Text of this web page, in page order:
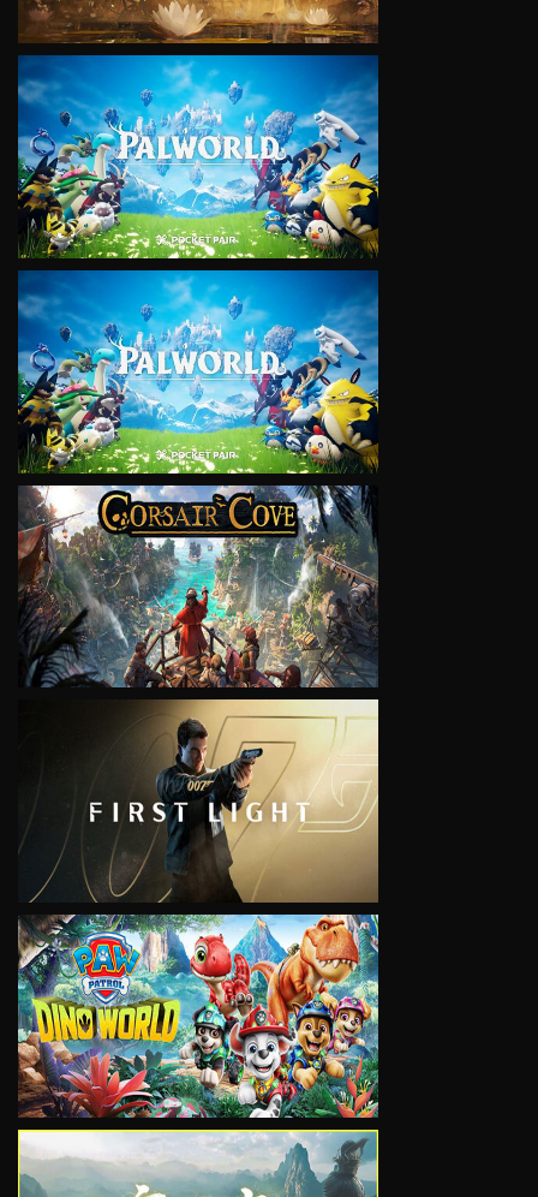
VIEW
VIEW
VIEW
VIEW
VIEW